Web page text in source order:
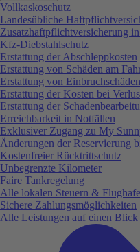
Vollkaskoschutz
Landesübliche
Zusatzhaftpflichtversicherung
Kfz-Diebstahlschutz
Erstattung der Abschleppkosten
Erstattung von Schäden am
Erstattung von
Erstattung der Kosten bei
Erstattung der
Erreichbarkeit in Notfällen
Exklusiver Zugang zu My
Änderungen der Reservierung
Kostenfreier Rücktrittschutz
Unbegrenzte Kilometer
Faire Tankregelung
Alle lokalen Steuern &
Sichere Zahlungsmöglichkeiten
Alle Leistungen auf einen Blick